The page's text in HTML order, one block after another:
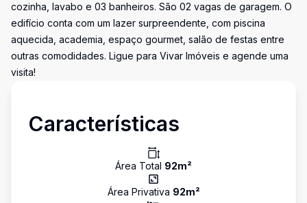
cozinha, lavabo e 03 banheiros. São 02 vagas de garagem. O
edifício conta com um lazer surpreendente, com piscina
aquecida, academia, espaço gourmet, salão de festas entre
outras comodidades. Ligue para Vivar Imóveis e agende uma
visita!
Características
Área Total 92m²
Área Privativa 92m²